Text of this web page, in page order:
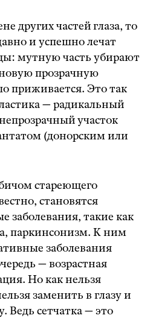
других частей глаза, то
и успешно лечат
мутную часть убирают
прозрачную
приживается. Это так
— радикальный
участок
(донорским или
стареющего
становятся
заболевания, такие как
паркинсонизм. К ним
заболевания
— возрастная
Но как нельзя
заменить в глазу и
Ведь сетчатка — это